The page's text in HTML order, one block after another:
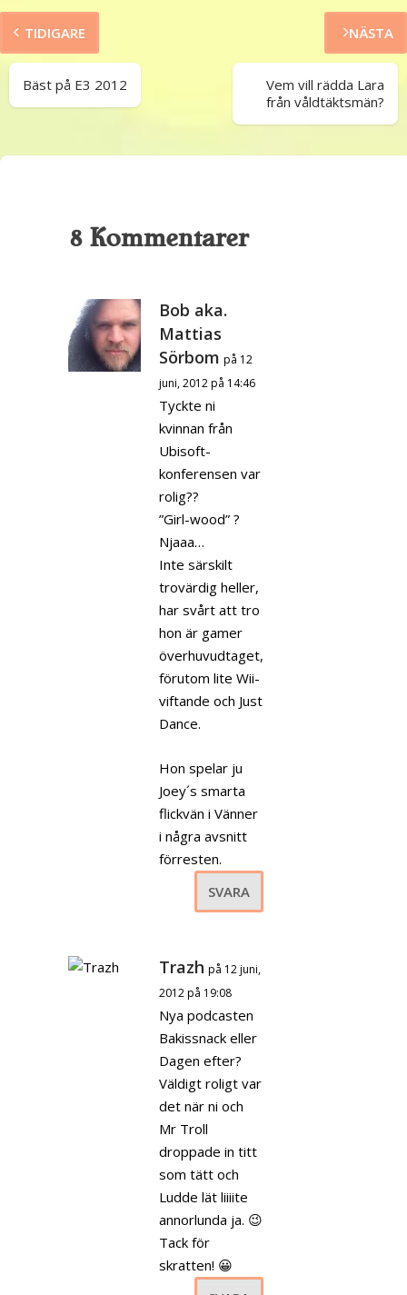
TIDIGARE
Bäst på E3 2012
NÄSTA
Vem vill rädda Lara
från våldtäktsmän?
8 Kommentarer
Bob aka.
Mattias
Sörbom på 12
juni, 2012 på 14:46
Tyckte ni
kvinnan från
Ubisoft-
konferensen var
rolig??
”Girl-wood” ?
Njaaa…
Inte särskilt
trovärdig heller,
har svårt att tro
hon är gamer
överhuvudtaget,
förutom lite Wii-
viftande och Just
Dance.
Hon spelar ju
Joey´s smarta
flickvän i Vänner
i några avsnitt
förresten.
SVARA
Trazh på 12 juni,
2012 på 19:08
Nya podcasten
Bakissnack eller
Dagen efter?
Väldigt roligt var
det när ni och
Mr Troll
droppade in titt
som tätt och
Ludde lät liiiite
annorlunda ja. 😉
Tack för
skratten! 😀